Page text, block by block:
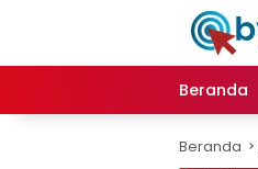
Beranda
Beranda